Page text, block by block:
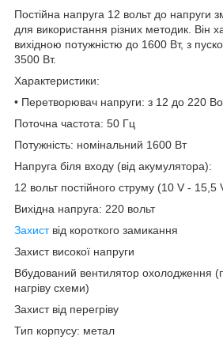
Постійна напруга 12 вольт до напруги
для використання різних методик. Він
вихідною потужністю до 1600 Вт, з
3500 Вт.
Характеристики:
• Перетворювач напруги: з 12 до 220
Поточна частота: 50 Гц
Потужність: номінальний 1600 Вт
Напруга біля входу (від акумулятора):
12 вольт постійного струму (10 V - 15,5
Вихідна напруга: 220 вольт
Захиствід короткого замикання
Захист високої напруги
Вбудований вентилятор охолодження
нагріву схеми)
Захист від перегріву
Тип корпусу: метал